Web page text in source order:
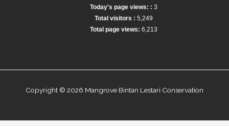
Today's page views: : 3
Total visitors : 5,249
Total page views: 6,213
Copyright © 2026 Mangrove Bintan Lestari Conservation